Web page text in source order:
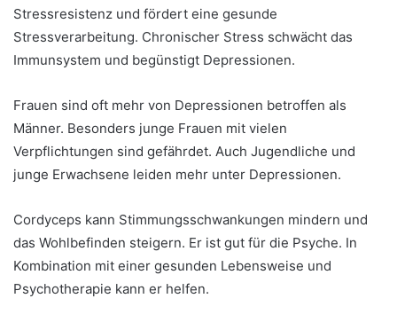
Stressresistenz und fördert eine gesunde
Stressverarbeitung. Chronischer Stress schwächt das
Immunsystem und begünstigt Depressionen.
Frauen sind oft mehr von Depressionen betroffen als
Männer. Besonders junge Frauen mit vielen
Verpflichtungen sind gefährdet. Auch Jugendliche und
junge Erwachsene leiden mehr unter Depressionen.
Cordyceps kann Stimmungsschwankungen mindern und
das Wohlbefinden steigern. Er ist gut für die Psyche. In
Kombination mit einer gesunden Lebensweise und
Psychotherapie kann er helfen.